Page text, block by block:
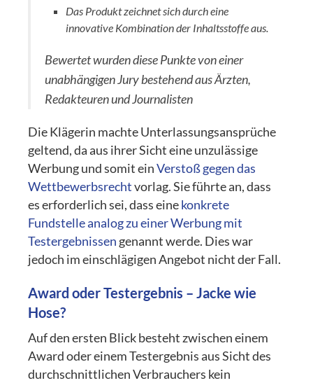
Das Produkt zeichnet sich durch eine
innovative Kombination der Inhaltsstoffe aus.
Bewertet wurden diese Punkte von einer
unabhängigen Jury bestehend aus Ärzten,
Redakteuren und Journalisten
Die Klägerin machte Unterlassungsansprüche
geltend, da aus ihrer Sicht eine unzulässige
Werbung und somit einVerstoß gegen das
Wettbewerbsrechtvorlag. Sie führte an, dass
es erforderlich sei, dass einekonkrete
Fundstelle analog zu einer Werbung mit
Testergebnissengenannt werde. Dies war
jedoch im einschlägigen Angebot nicht der Fall.
Award oder Testergebnis – Jacke wie
Hose?
Auf den ersten Blick besteht zwischen einem
Award oder einem Testergebnis aus Sicht des
durchschnittlichen Verbrauchers kein